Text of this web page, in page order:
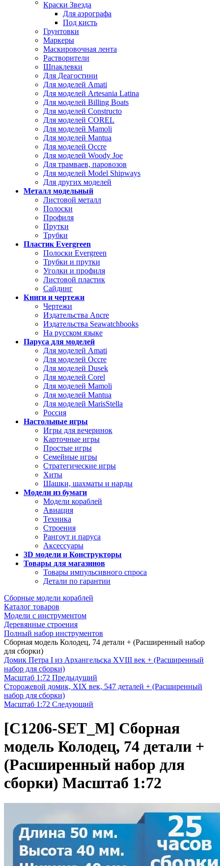
Краски Звезда
Для аэрографа
Под кисть
Грунтовки
Маркеры
Маскировочная лента
Растворители
Шпаклевки
Для Деагостини
Для моделей Amati
Для моделей Artesania Latina
Для моделей Billing Boats
Для моделей Constructo
Для моделей COREL
Для моделей Mamoli
Для моделей Mantua
Для моделей Occre
Для моделей Woody Joe
Для трамваев, паровозов
Для моделей Model Shipways
Для других моделей
Металл модельный
Листовой металл
Полоски
Профиля
Прутки
Трубки
Пластик Evergreen
Полоски Evergreen
Трубки и прутки
Уголки и профиля
Листовой пластик
Сайдинг
Книги и чертежи
Чертежи
Издательства Ancre
Издательства Seawatchbooks
На русском языке
Паруса для моделей
Для моделей Amati
Для моделей Occre
Для моделей Dusek
Для моделей Corel
Для моделей Mamoli
Для моделей Mantua
Для моделей MarisStella
Россия
Настольные игры
Игры для вечеринок
Карточные игры
Простые игры
Семейные игры
Стратегические игры
Хиты
Шашки, шахматы и нарды
Модели из бумаги
Модели кораблей
Авиация
Техника
Строения
Рангоут и паруса
Аксессуары
3D модели и Конструкторы
Товары для магазинов
Товары импульсивного спроса
Детали по гарантии
Сборные модели кораблей
Каталог товаров
Модели с инструментом
Деревянные строения
Полный набор инструментов
Сборная модель Колодец, 74 детали + (Расширенный набор
для сборки)
Домик Петра I из Архангельска XVIII век + (Расширенный
набор для сборки)
Масштаб 1:72 Предыдущий
Сторожевой домик, XIX век, 547 деталей + (Расширенный
набор для сборки)
Масштаб 1:72 Следующий
[C1206-SET_M] Сборная
модель Колодец, 74 детали +
(Расширенный набор для
сборки) Масштаб 1:72